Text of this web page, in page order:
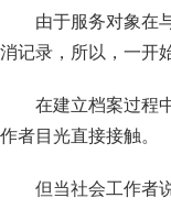
由于服务对象在
消记录，所以，一开
在建立档案过程
作者目光直接接触。
但当社会工作者